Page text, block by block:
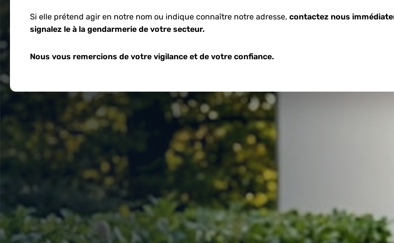
Si elle prétend agir en notre nom ou indique connaître notre adresse, contactez nous
signalez le à la gendarmerie de votre secteur.
Nous vous remercions de votre vigilance et de votre confiance.